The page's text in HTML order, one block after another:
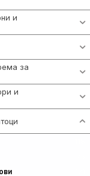
и
за
и